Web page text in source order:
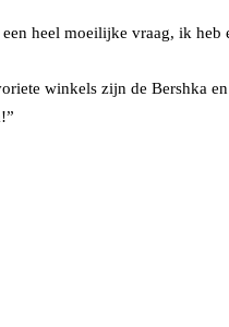
heel moeilijke vraag, ik heb
winkels zijn de Bershka